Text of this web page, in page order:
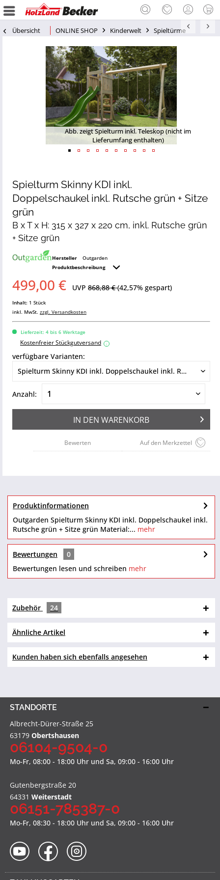
Übersicht ONLINE SHOP Kinderwelt Spieltürme
Abb. zeigt Spielturm inkl. Teleskop (nicht im
Lieferumfang enthalten)
Spielturm Skinny KDI inkl.
Doppelschaukel inkl. Rutsche grün + Sitze
grün
B x T x H: 315 x 327 x 220 cm, inkl. Rutsche grün
+ Sitze grün
Hersteller
Outgarden
Produktbeschreibung
499,00 € UVP 868,88 €(42,57% gespart)
Inhalt: 1 Stück
inkl. MwSt. zzgl. Versandkosten
Lieferzeit: 4 bis 6 Werktage
Kostenfreier Stückgutversand i
verfügbare Varianten:
Anzahl:
IN DEN WARENKORB
Auf den Merkzettel
Bewerten
Produktinformationen
Outgarden Spielturm Skinny KDI inkl. Doppelschaukel inkl.
Rutsche grün + Sitze grün Material:... mehr
Bewertungen
0
Bewertungen lesen und schreiben mehr
Zubehör 24
Ähnliche Artikel
Kunden haben sich ebenfalls angesehen
STANDORTE
Albrecht-Dürer-Straße 25
63179 Obertshausen
06104-9504-0
Mo-Fr, 08:00 - 18:00 Uhr und Sa, 09:00 - 16:00 Uhr
Gutenbergstraße 20
64331 Weiterstadt
06151-785387-0
Mo-Fr, 08:30 - 18:00 Uhr und Sa, 09:00 - 16:00 Uhr